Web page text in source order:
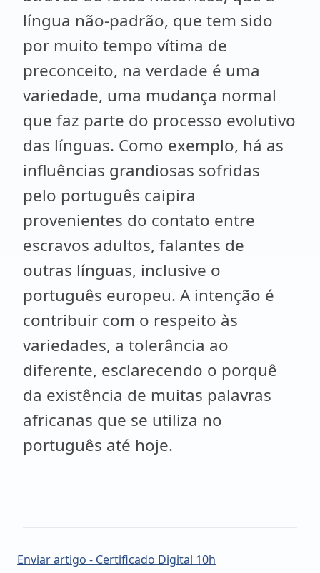
língua não-padrão, que tem sido
por muito tempo vítima de
preconceito, na verdade é uma
variedade, uma mudança normal
que faz parte do processo evolutivo
das línguas. Como exemplo, há as
influências grandiosas sofridas
pelo português caipira
provenientes do contato entre
escravos adultos, falantes de
outras línguas, inclusive o
português europeu. A intenção é
contribuir com o respeito às
variedades, a tolerância ao
diferente, esclarecendo o porquê
da existência de muitas palavras
africanas que se utiliza no
português até hoje.
Enviar artigo - Certificado Digital 10h